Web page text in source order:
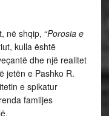
në shqip, “Porosia e
kulla është
dhe një realitet
jetën e Pashko R.
e spikatur
familjes